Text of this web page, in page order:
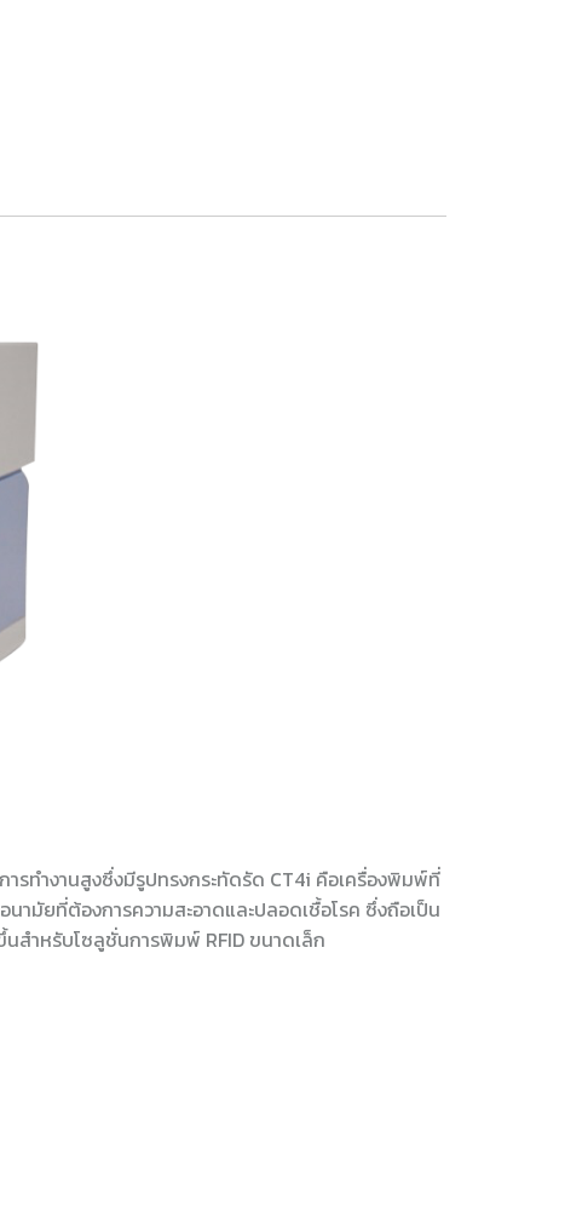
รทำงานสูงซึ่งมีรูปทรงกระทัดรัด CT4i คือเครื่องพิมพ์ที่
ามัยที่ต้องการความสะอาดและปลอดเชื้อโรค ซึ่งถือเป็น
นสำหรับโซลูชั่นการพิมพ์ RFID ขนาดเล็ก